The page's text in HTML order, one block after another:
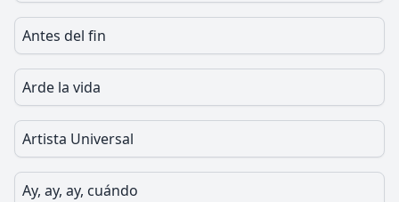
Antes del fin
Arde la vida
Artista Universal
Ay, ay, ay, cuándo